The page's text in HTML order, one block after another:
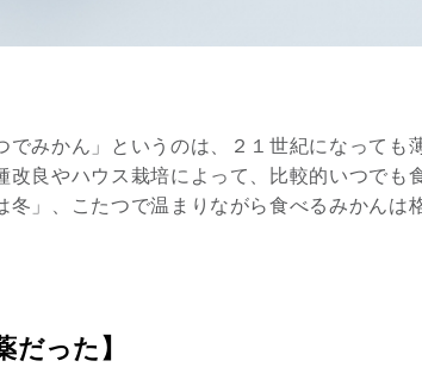
でみかん」というのは、２１世紀になっても
良やハウス栽培によって、比較的いつでも
」、こたつで温まりながら食べるみかんは
だった】